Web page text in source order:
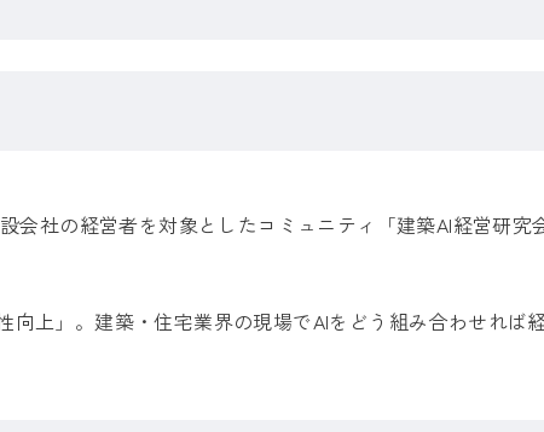
会社の経営者を対象としたコミュニティ「建築AI経営研
向上」。建築・住宅業界の現場でAIをどう組み合わせれば